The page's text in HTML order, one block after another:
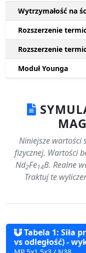
Wytrzymałość na
Rozszerzenie
Rozszerzenie
Moduł Younga
Niniejsze wartości
fizycznej. Wartości
Nd2Fe14B. Realne
Traktuj te
Tabela 1: Siła
vs odległość) -